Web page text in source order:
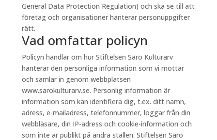
General Data Protection Regulation) och ska se till att
företag och organisationer hanterar personuppgifter
rätt.
Vad omfattar policyn
Policyn handlar om hur Stiftelsen Särö Kulturarv
hanterar den personliga information som vi mottar
och samlar in genom webbplatsen
www.sarokulturarv.se. Personlig information är
information som kan identifiera dig, t.ex. ditt namn,
adress, e-mailadress, telefonnummer, loggar från din
webbläsare, din IP-adress och cookie-information och
som inte är publikt på andra ställen. Stiftelsen Särö